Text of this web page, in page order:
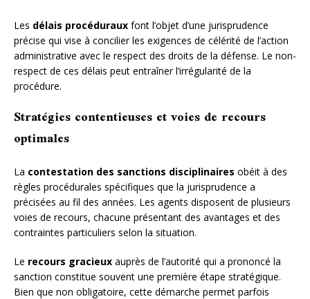
Les délais procéduraux font l’objet d’une jurisprudence
précise qui vise à concilier les exigences de célérité de l’action
administrative avec le respect des droits de la défense. Le non-
respect de ces délais peut entraîner l’irrégularité de la
procédure.
Stratégies contentieuses et voies de recours
optimales
La contestation des sanctions disciplinaires obéit à des
règles procédurales spécifiques que la jurisprudence a
précisées au fil des années. Les agents disposent de plusieurs
voies de recours, chacune présentant des avantages et des
contraintes particuliers selon la situation.
Le recours gracieux auprès de l’autorité qui a prononcé la
sanction constitue souvent une première étape stratégique.
Bien que non obligatoire, cette démarche permet parfois